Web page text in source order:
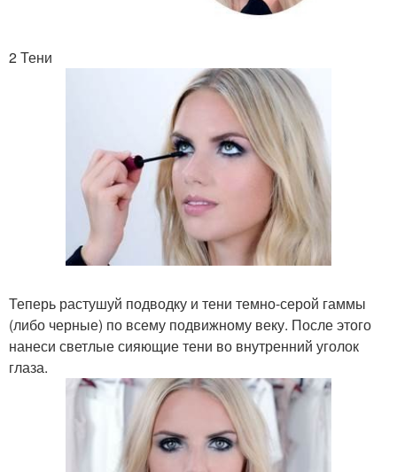
2 Тени
Теперь растушуй подводку и тени темно-серой гаммы
(либо черные) по всему подвижному веку. После этого
нанеси светлые сияющие тени во внутренний уголок
глаза.